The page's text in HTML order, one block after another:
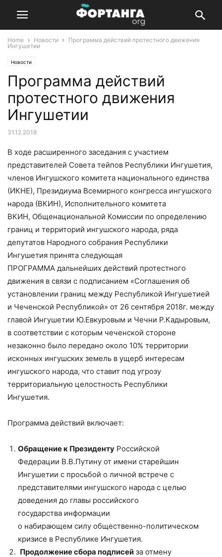
Home Новости
Программа действий протестного движения
Ингушетии
Новости
Программа действий
протестного движения
Ингушетии
31.12.2018
В ходе расширенного заседания с участием
представителей Совета тейпов Республики Ингушетия,
членов Ингушского комитета национального единства
(ИКНЕ), Президиума Всемирного конгресса ингушского
народа (ВКИН), Исполнительного комитета
ВКИН, Общенациональной Комиссии по определению
границ и территорий ингушского народа, ряда
депутатов Народного собрания Республики
Ингушетия принята следующая
ПРОГРАММА дальнейших действий протестного
движения в связи с подписанием «Соглашения об
установлении границ между Республикой Ингушетией
и Чеченской Республикой» от 26 сентября 2018г. между
главой Ингушетии Ю.Евкуровым и Чечни Р.Кадыровым,
в соответствии с которым чеченской стороне
незаконно было передано около 10% территории
исконных ингушских земель в ущерб интересам
ингушского народа, что ставит под угрозу
территориальную целостность Республики
Ингушетия.
Программа действий включает:
Обращение к Президенту Российской
Федерации В.В.Путину от имени старейшин
Ингушетии с просьбой о личной встрече с
представителями ингушского народа с целью
доведения до главы российского
государства информации
о набирающем силу общественно-политическом
кризисе в Республике Ингушетия.
Продолжение сбора подписей за отмену